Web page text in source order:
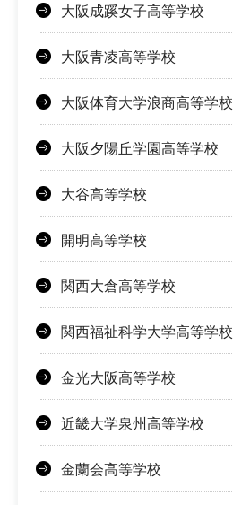
大阪成蹊女子高等学校
大阪青凌高等学校
大阪体育大学浪商高等学校
大阪夕陽丘学園高等学校
大谷高等学校
開明高等学校
関西大倉高等学校
関西福祉科学大学高等学校
金光大阪高等学校
近畿大学泉州高等学校
金蘭会高等学校